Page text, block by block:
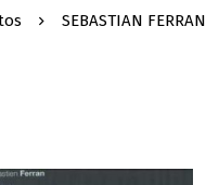
SEBASTIAN FERRAN